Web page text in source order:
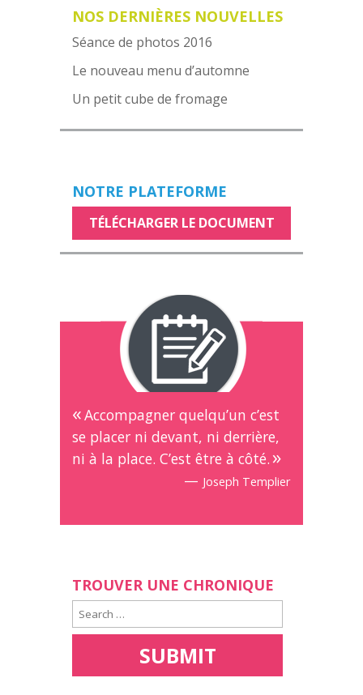
NOS DERNIÈRES NOUVELLES
Séance de photos 2016
Le nouveau menu d’automne
Un petit cube de fromage
NOTRE PLATEFORME
TÉLÉCHARGER LE DOCUMENT
Accompagner quelqu’un c’est
se placer ni devant, ni derrière,
ni à la place. C’est être à côté.
— Joseph Templier
TROUVER UNE CHRONIQUE